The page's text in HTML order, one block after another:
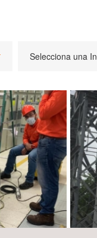
Selecciona una